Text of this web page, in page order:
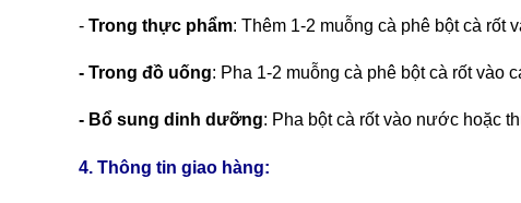
- Trong thực phẩm: Thêm 1-2 muỗng cà phê bột cà
- Trong đồ uống: Pha 1-2 muỗng cà phê bột cà rốt
- Bổ sung dinh dưỡng: Pha bột cà rốt vào nước hoặc
4. Thông tin giao hàng: